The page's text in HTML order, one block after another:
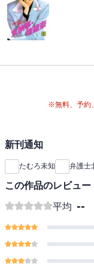
※無料、予約
新刊通知
たむろ未知 弁護士
この作品のレビュー
平均 --